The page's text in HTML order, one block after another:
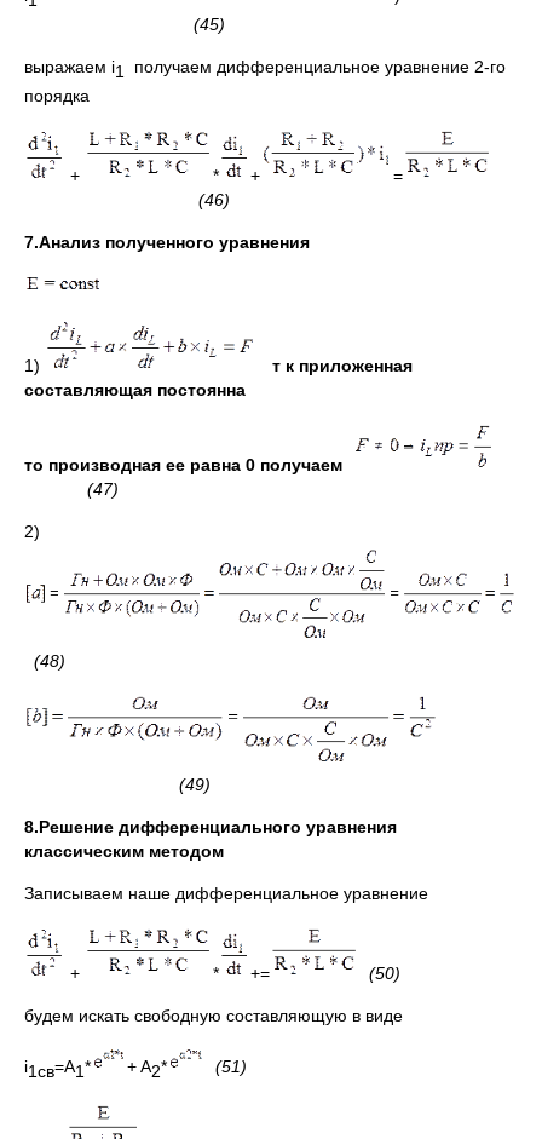
(45)
выражаем i1
получаем дифференциальное уравнение 2-го
порядка
+ * +
=
(46)
7.Анализ полученного уравнения
1)
т к приложенная
составляющая постоянна
то производная ее равна 0 получаем
(47)
2)
(48)
(49)
8.Решение дифференциального уравнения
классическим методом
Записываем наше дифференциальное уравнение
+ * += (50)
будем искать свободную составляющую в виде
i1св=A1* + A2* (51)